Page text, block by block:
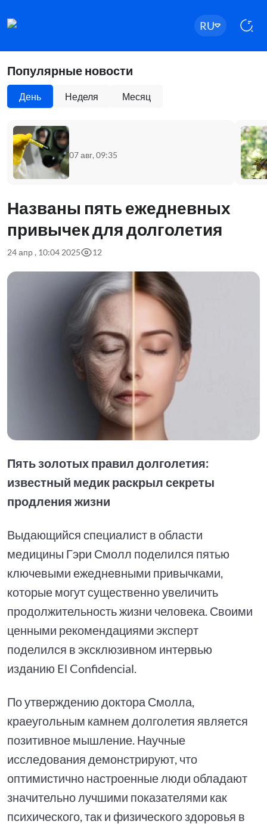
RU
Популярные новости
День Неделя Месяц
07 авг, 09:35
Названы пять ежедневных
привычек для долголетия
24 апр , 10:04 2025 12
Пять золотых правил долголетия:
известный медик раскрыл секреты
продления жизни
Выдающийся специалист в области
медицины Гэри Смолл поделился пятью
ключевыми ежедневными привычками,
которые могут существенно увеличить
продолжительность жизни человека. Своими
ценными рекомендациями эксперт
поделился в эксклюзивном интервью
изданию El Confidencial.
По утверждению доктора Смолла,
краеугольным камнем долголетия является
позитивное мышление. Научные
исследования демонстрируют, что
оптимистично настроенные люди обладают
значительно лучшими показателями как
психического, так и физического здоровья в